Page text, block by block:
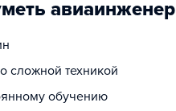
авиаинженер
сложной техникой
обучению